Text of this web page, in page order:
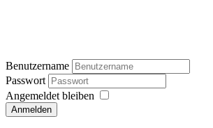
Benutzername
Passwort
Angemeldet bleiben
Anmelden